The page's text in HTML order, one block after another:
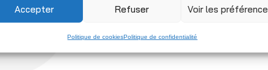
Accepter Refuser Voir les
Politique de cookiesPolitique de confidentialité